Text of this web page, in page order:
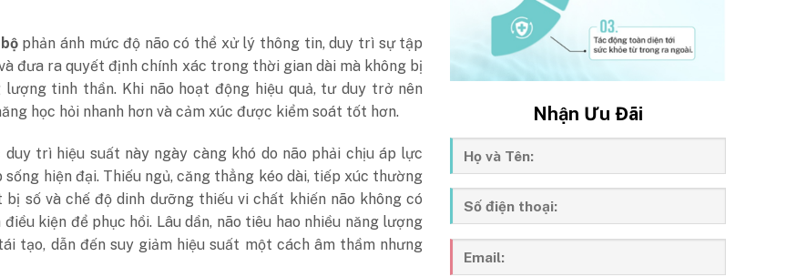
phản ánh mức độ não có thể xử lý thông tin, duy trì sự tập
đưa ra quyết định chính xác trong thời gian dài mà không bị
lượng tinh thần. Khi não hoạt động hiệu quả, tư duy trở nên
học hỏi nhanh hơn và cảm xúc được kiểm soát tốt hơn.
duy trì hiệu suất này ngày càng khó do não phải chịu áp lực
hiện đại. Thiếu ngủ, căng thẳng kéo dài, tiếp xúc thường
số và chế độ dinh dưỡng thiếu vi chất khiến não không có
kiện để phục hồi. Lâu dần, não tiêu hao nhiều năng lượng
tạo, dẫn đến suy giảm hiệu suất một cách âm thầm nhưng
Nhận Ưu Đãi